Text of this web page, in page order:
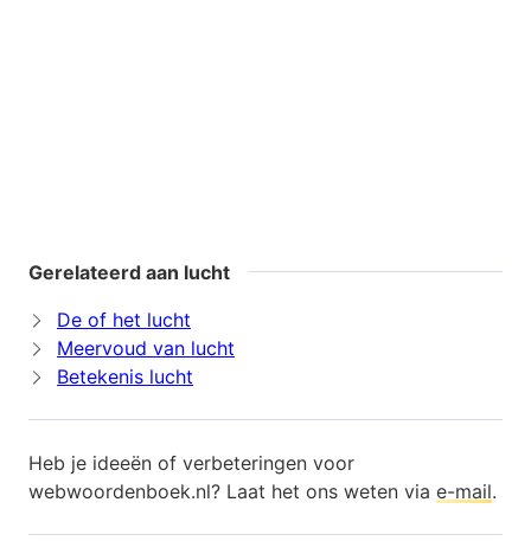
Gerelateerd aan lucht
De of het lucht
Meervoud van lucht
Betekenis lucht
Heb je ideeën of verbeteringen voor
webwoordenboek.nl? Laat het ons weten via e-mail.